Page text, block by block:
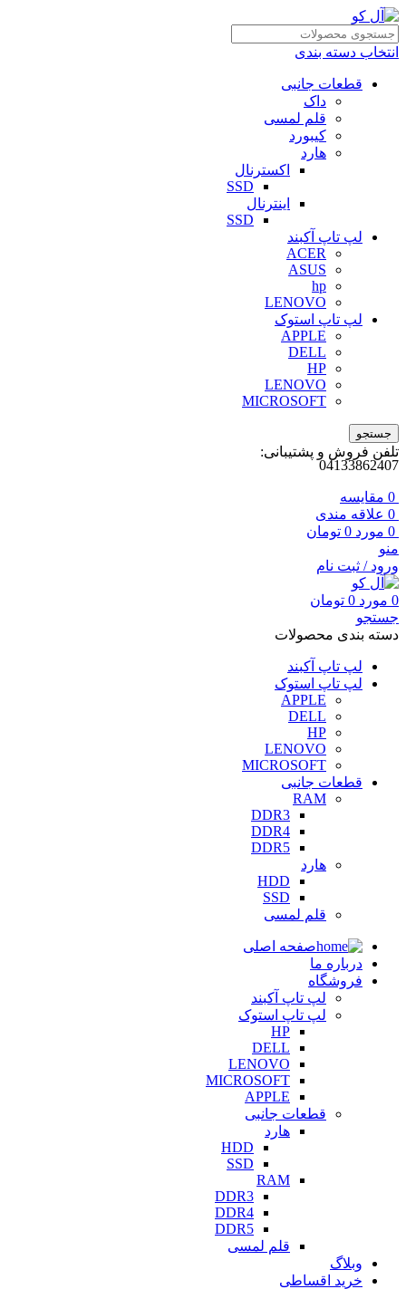
انتخاب دسته بندی
قطعات جانبی
داک
قلم لمسی
کیبورد
هارد
اکسترنال
SSD
اینترنال
SSD
لپ تاپ آکبند
ACER
ASUS
hp
LENOVO
لپ تاپ استوک
APPLE
DELL
HP
LENOVO
MICROSOFT
جستجو
تلفن فروش و پشتیبانی:
04133862407
0 مقايسه
0 علاقه مندی
0 مورد 0 تومان
منو
ورود / ثبت نام
0 مورد 0 تومان
جستجو
دسته بندی محصولات
لپ تاپ آکبند
لپ تاپ استوک
APPLE
DELL
HP
LENOVO
MICROSOFT
قطعات جانبی
RAM
DDR3
DDR4
DDR5
هارد
HDD
SSD
قلم لمسی
صفحه اصلی
درباره ما
فروشگاه
لپ تاپ آکبند
لپ تاپ استوک
HP
DELL
LENOVO
MICROSOFT
APPLE
قطعات جانبی
هارد
HDD
SSD
RAM
DDR3
DDR4
DDR5
قلم لمسی
وبلاگ
خرید اقساطی